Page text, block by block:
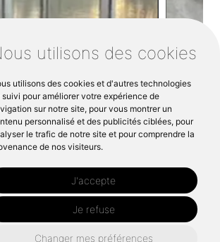
utilisons des cookies
utilisons des cookies et d'autres technologies
suivi pour améliorer votre expérience de
sur notre site, pour vous montrer un
personnalisé et des publicités ciblées, pour
le trafic de notre site et pour comprendre la
de nos visiteurs.
J'accepte
Je refuse
Changer mes préférences